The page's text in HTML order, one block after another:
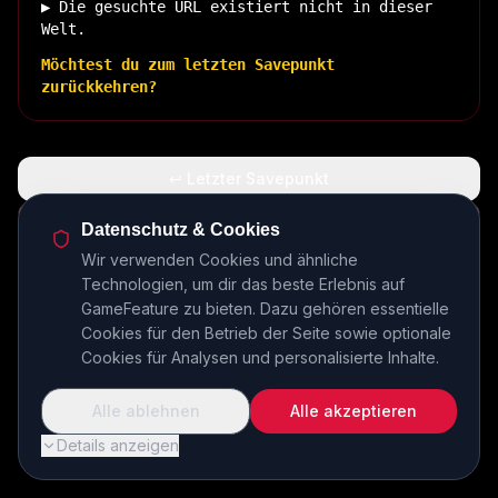
▶ Die gesuchte URL existiert nicht in dieser
Welt.
Möchtest du zum letzten Savepunkt
zurückkehren?
🏠 Zurück zur Basis
INSERT COIN TO CONTINUE...
Datenschutz & Cookies
Wir verwenden Cookies und ähnliche
Technologien, um dir das beste Erlebnis auf
GameFeature zu bieten. Dazu gehören essentielle
Cookies für den Betrieb der Seite sowie optionale
Cookies für Analysen und personalisierte Inhalte.
Details anzeigen
Alle ablehnen Alle akzeptieren